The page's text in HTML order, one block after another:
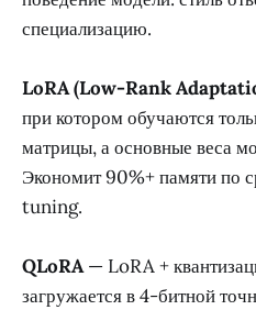
специализацию.
LoRA (Low-Rank
при котором обучаются
матрицы, а основные веса
Экономит 90%+ памяти по
tuning.
QLoRA— LoRA +
загружается в 4-битной